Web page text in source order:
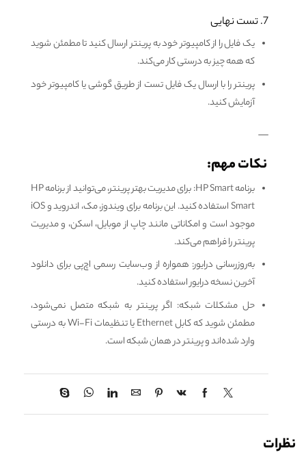
7. تست نهایی
یک فایل را از کامپیوتر خود به پرینتر ارسال کنید تا مطمئن شوید
که همه چیز به درستی کار می‌کند.
پرینتر را با ارسال یک فایل تست از طریق گوشی یا کامپیوتر خود
آزمایش کنید.
—
نکات مهم:
برنامه HP Smart: برای مدیریت بهتر پرینتر، می‌توانید از برنامه HP
Smart استفاده کنید. این برنامه برای ویندوز، مک، اندروید و iOS
موجود است و امکاناتی مانند چاپ از موبایل، اسکن، و مدیریت
پرینتر را فراهم می‌کند.
به‌روزرسانی درایور: همواره از وب‌سایت رسمی اچ‌پی برای دانلود
آخرین نسخه درایور استفاده کنید.
حل مشکلات شبکه: اگر پرینتر به شبکه متصل نمی‌شود،
مطمئن شوید که کابل Ethernet یا تنظیمات Wi-Fi به درستی
وارد شده‌اند و پرینتر در همان شبکه است.
نظرات